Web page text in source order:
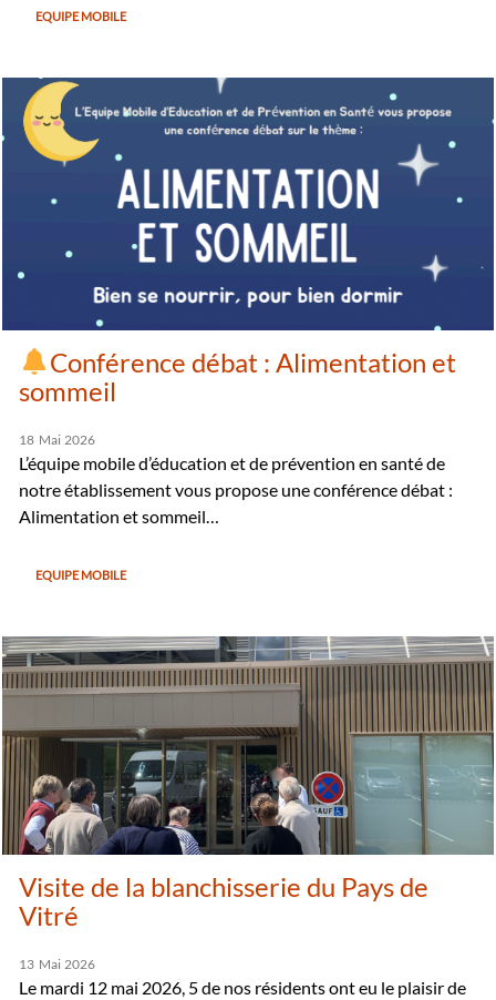
EQUIPE MOBILE
Conférence débat : Alimentation et
sommeil
18 Mai 2026
L’équipe mobile d’éducation et de prévention en santé de
notre établissement vous propose une conférence débat :
Alimentation et sommeil…
EQUIPE MOBILE
Visite de la blanchisserie du Pays de
Vitré
13 Mai 2026
Le mardi 12 mai 2026, 5 de nos résidents ont eu le plaisir de